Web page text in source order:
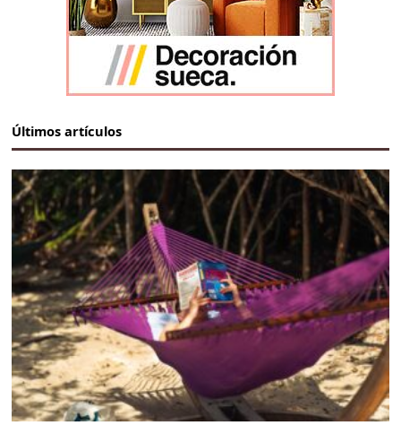
Últimos artículos